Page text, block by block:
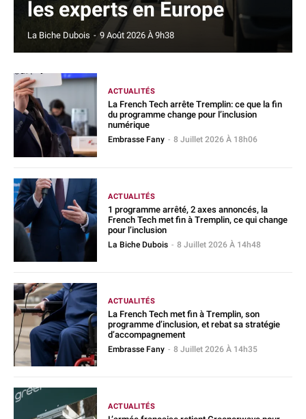
les experts en Europe
La Biche Dubois - 9 Août 2026 À 9h38
ACTUALITÉS
La French Tech arrête Tremplin: ce que la fin
du programme change pour l’inclusion
numérique
Embrasse Fany - 8 Juillet 2026 À 18h06
ACTUALITÉS
1 programme arrêté, 2 axes annoncés, la
French Tech met fin à Tremplin, ce qui change
pour l’inclusion
La Biche Dubois - 8 Juillet 2026 À 14h48
ACTUALITÉS
La French Tech met fin à Tremplin, son
programme d’inclusion, et rebat sa stratégie
d’accompagnement
Embrasse Fany - 8 Juillet 2026 À 14h35
ACTUALITÉS